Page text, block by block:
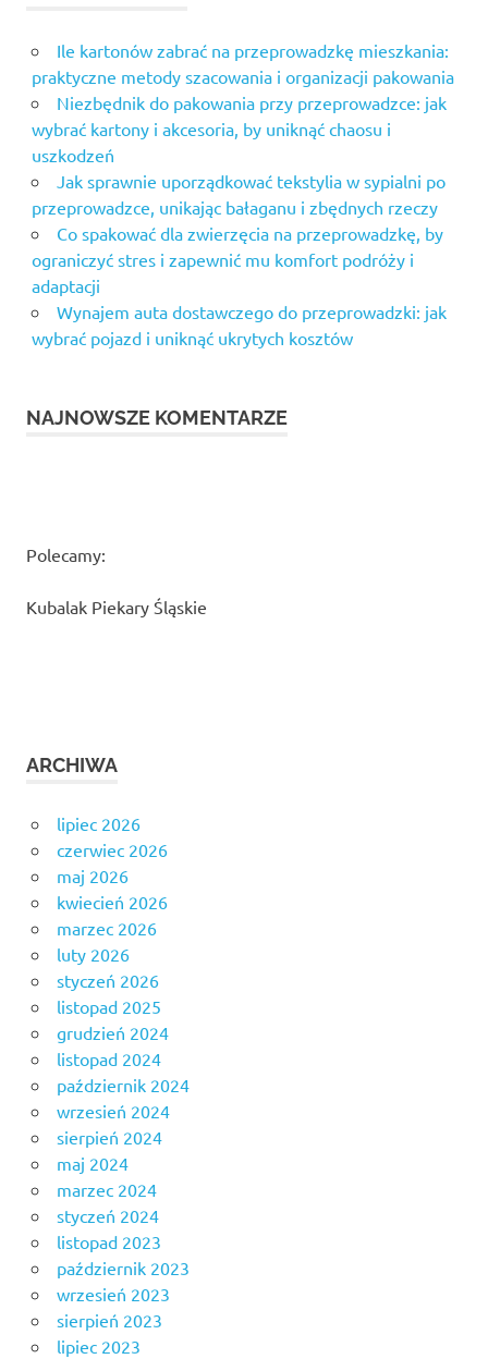
Ile kartonów zabrać na przeprowadzkę mieszkania:
praktyczne metody szacowania i organizacji pakowania
Niezbędnik do pakowania przy przeprowadzce: jak
wybrać kartony i akcesoria, by uniknąć chaosu i
uszkodzeń
Jak sprawnie uporządkować tekstylia w sypialni po
przeprowadzce, unikając bałaganu i zbędnych rzeczy
Co spakować dla zwierzęcia na przeprowadzkę, by
ograniczyć stres i zapewnić mu komfort podróży i
adaptacji
Wynajem auta dostawczego do przeprowadzki: jak
wybrać pojazd i uniknąć ukrytych kosztów
NAJNOWSZE KOMENTARZE
Polecamy:
Kubalak Piekary Śląskie
ARCHIWA
lipiec 2026
czerwiec 2026
maj 2026
kwiecień 2026
marzec 2026
luty 2026
styczeń 2026
listopad 2025
grudzień 2024
listopad 2024
październik 2024
wrzesień 2024
sierpień 2024
maj 2024
marzec 2024
styczeń 2024
listopad 2023
październik 2023
wrzesień 2023
sierpień 2023
lipiec 2023